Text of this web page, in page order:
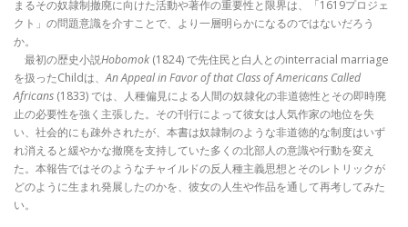
まるその奴隷制撤廃に向けた活動や著作の重要性と限界は、「1619プロジェ
クト」の問題意識を介すことで、より一層明らかになるのではないだろう
か。
最初の歴史小説Hobomok (1824) で先住民と白人とのinterracial marriage
を扱ったChildは、An Appeal in Favor of that Class of Americans Called
Africans (1833) では、人種偏見による人間の奴隷化の非道徳性とその即時廃
止の必要性を強く主張した。その刊行によって彼女は人気作家の地位を失
い、社会的にも疎外されたが、本書は奴隷制のような非道徳的な制度はいず
れ消えると緩やかな撤廃を支持していた多くの北部人の意識や行動を変え
た。本報告ではそのようなチャイルドの反人種主義思想とそのレトリックが
どのように生まれ発展したのかを、彼女の人生や作品を通して再考してみた
い。